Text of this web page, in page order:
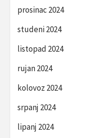
prosinac 2024
studeni 2024
listopad 2024
rujan 2024
kolovoz 2024
srpanj 2024
lipanj 2024